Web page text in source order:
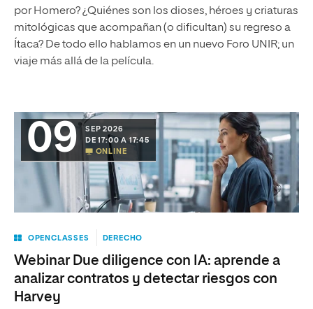
por Homero? ¿Quiénes son los dioses, héroes y criaturas
mitológicas que acompañan (o dificultan) su regreso a
Ítaca? De todo ello hablamos en un nuevo Foro UNIR; un
viaje más allá de la película.
09
SEP 2026
DE 17:00 A 17:45
ONLINE
OPENCLASSES DERECHO
Webinar Due diligence con IA: aprende a
analizar contratos y detectar riesgos con
Harvey